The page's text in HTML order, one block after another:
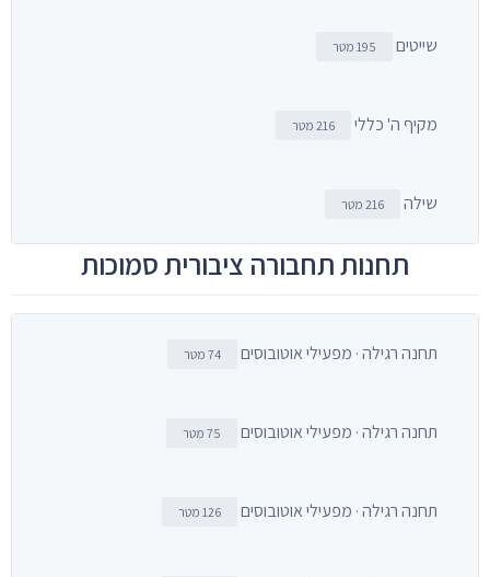
שייטים 195 מטר
מקיף ה' כללי 216 מטר
שילה 216 מטר
תחנות תחבורה ציבורית סמוכות
תחנה רגילה · מפעילי אוטובוסים 74 מטר
תחנה רגילה · מפעילי אוטובוסים 75 מטר
תחנה רגילה · מפעילי אוטובוסים 126 מטר